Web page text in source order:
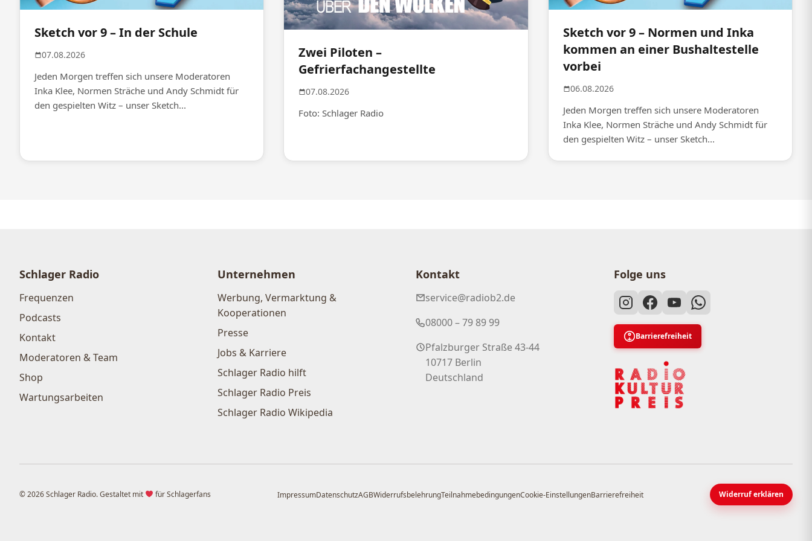
Sketch vor 9 – In der Schule
07.08.2026
Jeden Morgen treffen sich unsere Moderatoren
Inka Klee, Normen Sträche und Andy Schmidt für
den gespielten Witz – unser Sketch...
Zwei Piloten –
Gefrierfachangestellte
07.08.2026
Foto: Schlager Radio
Sketch vor 9 – Normen und Inka
kommen an einer Bushaltestelle
vorbei
06.08.2026
Jeden Morgen treffen sich unsere Moderatoren
Inka Klee, Normen Sträche und Andy Schmidt für
den gespielten Witz – unser Sketch...
Schlager Radio
Frequenzen
Podcasts
Kontakt
Moderatoren & Team
Shop
Wartungsarbeiten
Unternehmen
Werbung, Vermarktung &
Kooperationen
Presse
Jobs & Karriere
Schlager Radio hilft
Schlager Radio Preis
Schlager Radio Wikipedia
Kontakt
service@radiob2.de
08000 – 79 89 99
Pfalzburger Straße 43-44
10717 Berlin
Deutschland
Folge uns
Barrierefreiheit
© 2026 Schlager Radio. Gestaltet mit für Schlagerfans ImpressumDatenschutzAGBWiderrufsbelehrungTeilnahmebedingungenCookie-EinstellungenBarrierefreiheit Widerruf erklären